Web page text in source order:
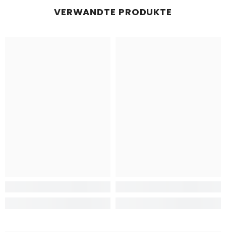
VERWANDTE PRODUKTE